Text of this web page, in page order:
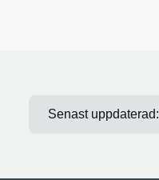
Senast uppdaterad: